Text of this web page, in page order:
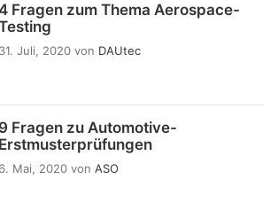
Fragen zum Thema Aerospace-
31. Juli, 2020 von DAUtec
9 Fragen zu Automotive-
Erstmusterprüfungen
6. Mai, 2020 von ASO